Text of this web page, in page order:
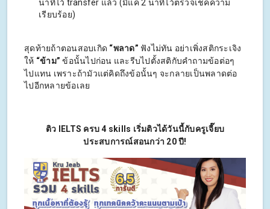
นาทีไว้ transfer แล้ว (มีแค่ 2 นาทีไว้ตรวจเช็คความ
เรียบร้อย)
สุดท้ายถ้าตอนสอบเกิด “พลาด” ฟังไม่ทัน อย่าเพิ่งสติกระเจิง
ให้ “ข้าม” ข้อนั้นไปก่อน และรีบไปตั้งสติกับคำถามข้อต่อๆ
ไปแทน เพราะถ้ามัวแต่คิดถึงข้อนั้นๆ จะกลายเป็นพลาดต่อ
ไปอีกหลายข้อเลย
ติว IELTS ครบ 4 skills เริ่มติวได้วันนี้กับครูเจี๊ยบ
ประสบการณ์สอนกว่า 20 ปี!